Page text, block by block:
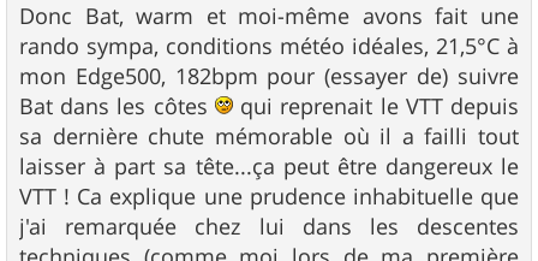
Donc Bat, warm et moi-même avons fait une
rando sympa, conditions météo idéales, 21,5°C à
mon Edge500, 182bpm pour (essayer de) suivre
Bat dans les côtes
qui reprenait le VTT depuis
sa dernière chute mémorable où il a failli tout
laisser à part sa tête...ça peut être dangereux le
VTT ! Ca explique une prudence inhabituelle que
j'ai remarquée chez lui dans les descentes